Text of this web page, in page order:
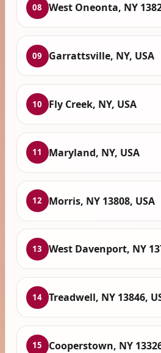
08 West Oneonta, NY
09 Garrattsville, NY, USA
10 Fly Creek, NY, USA
11 Maryland, NY, USA
12 Morris, NY 13808, USA
13 West Davenport, NY
14 Treadwell, NY 13846,
15 Cooperstown, NY